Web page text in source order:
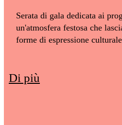
Serata di gala dedicata ai
un'atmosfera festosa che
forme di espressione
Di più